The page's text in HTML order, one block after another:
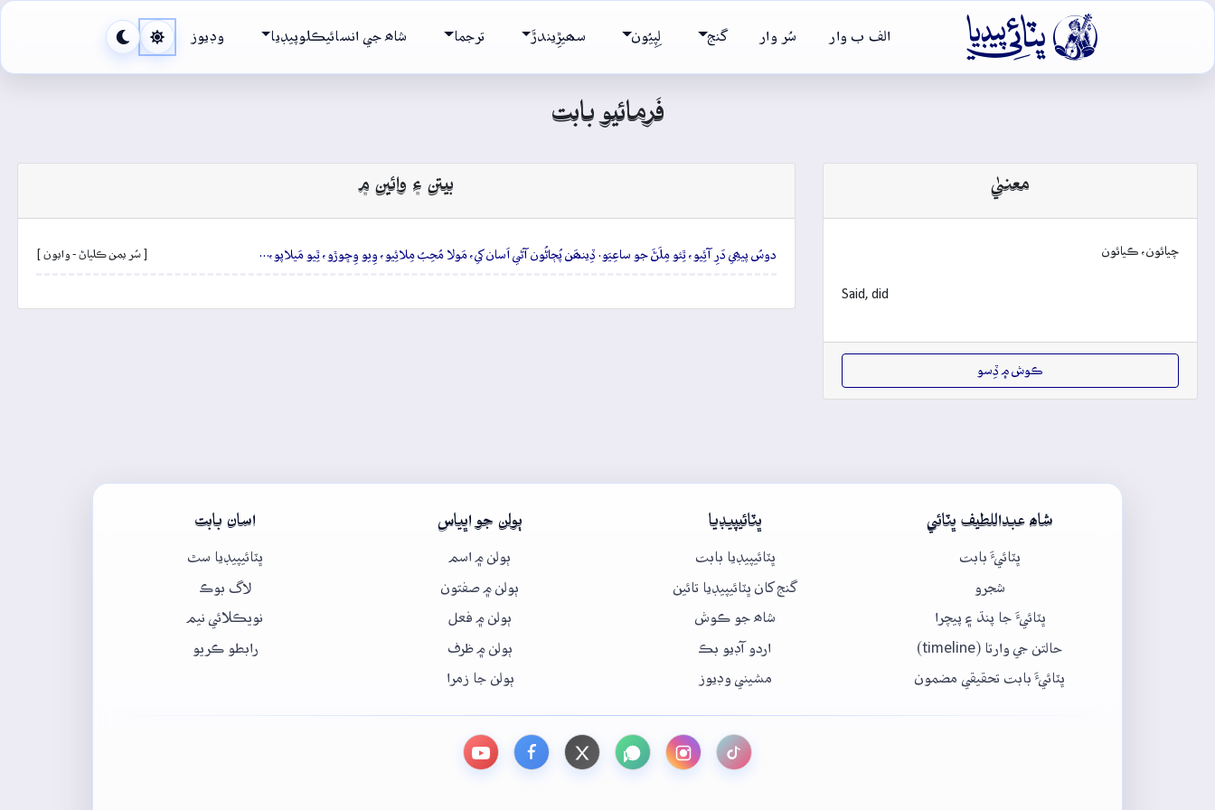
 الف ب وار سُر وار گنج لِپِيُون سھيڙِيندڙَ ترجما شاھ جي انسائيڪلوپيڊيا وڊيوز
فَرمائيو بابت
معنيٰ
چيائون، ڪيائون
Said, did
ڪوش ۾ ڏِسو
بيتن ۽ وائين ۾
دوسُ پيھِي دَرِ آئِيو، ٿِئو مِلَڻَ جو ساعِيَو. ڏِينھَن پُڄاڻُون آڻي اَسان کي، مَولا مُحِبُ مِلائِيو، وِيو وِڇوڙو، ٿِيو مَيلاپو،… [ سُر يمن ڪلياڻ - وايون ]
شاھ عبداللطيف ڀٽائي
ڀٽائيءَ بابت
شجرو
ڀٽائيءَ جا پنڌ ۽ پيچرا
حالتن جي وارتا (timeline)
ڀٽائيءَ بابت تحقيقي مضمون
ڀٽائيپيڊيا
ڀٽائيپيڊيا بابت
گنج کان ڀٽائيپيڊيا تائين
شاھ جو ڪوش
اردو آڊيو بڪ
مشيني وڊيوز
ٻولن جو اڀياس
ٻولن ۾ اسم
ٻولن ۾ صفتون
ٻولن ۾ فعل
ٻولن ۾ ظرف
ٻولن جا زمرا
اسان بابت
ڀٽائيپيڊيا سٿ
لاگ بوڪ
نويڪلائي نيم
رابطو ڪريو